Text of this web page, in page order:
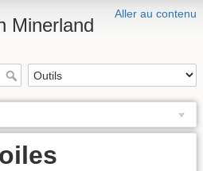
Aller au contenu
Minerland